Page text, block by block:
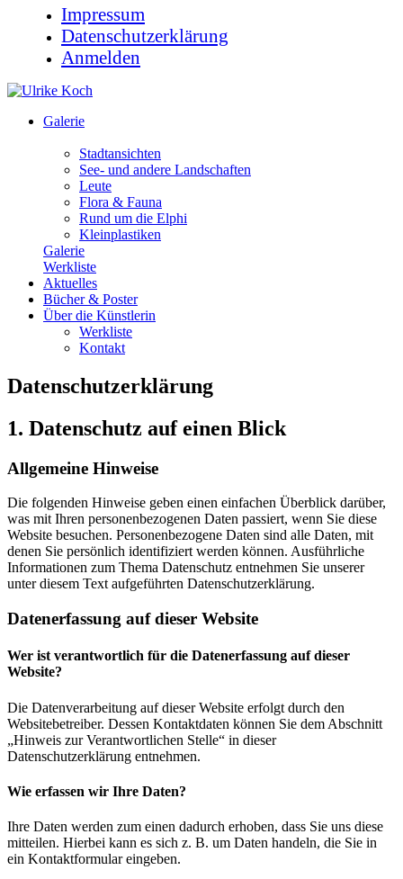
Impressum
Datenschutzerklärung
Anmelden
Galerie
Stadtansichten
See- und andere Landschaften
Leute
Flora & Fauna
Rund um die Elphi
Kleinplastiken
Galerie
Werkliste
Aktuelles
Bücher & Poster
Über die Künstlerin
Werkliste
Kontakt
Datenschutzerklärung
1. Datenschutz auf einen Blick
Allgemeine Hinweise
Die folgenden Hinweise geben einen einfachen Überblick darüber,
was mit Ihren personenbezogenen Daten passiert, wenn Sie diese
Website besuchen. Personenbezogene Daten sind alle Daten, mit
denen Sie persönlich identifiziert werden können. Ausführliche
Informationen zum Thema Datenschutz entnehmen Sie unserer
unter diesem Text aufgeführten Datenschutzerklärung.
Datenerfassung auf dieser Website
Wer ist verantwortlich für die Datenerfassung auf dieser
Website?
Die Datenverarbeitung auf dieser Website erfolgt durch den
Websitebetreiber. Dessen Kontaktdaten können Sie dem Abschnitt
„Hinweis zur Verantwortlichen Stelle“ in dieser
Datenschutzerklärung entnehmen.
Wie erfassen wir Ihre Daten?
Ihre Daten werden zum einen dadurch erhoben, dass Sie uns diese
mitteilen. Hierbei kann es sich z. B. um Daten handeln, die Sie in
ein Kontaktformular eingeben.